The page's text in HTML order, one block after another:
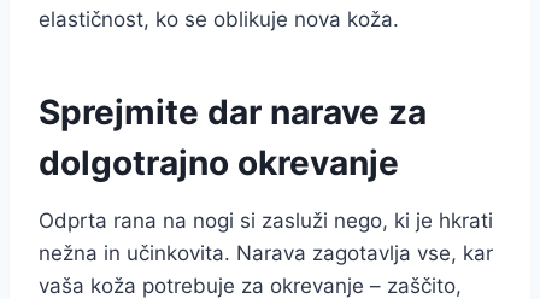
elastičnost, ko se oblikuje nova koža.
Sprejmite dar narave za
dolgotrajno okrevanje
Odprta rana na nogi si zasluži nego, ki je hkrati
nežna in učinkovita. Narava zagotavlja vse, kar
vaša koža potrebuje za okrevanje – zaščito,